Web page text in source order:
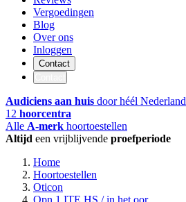
Vergoedingen
Blog
Over ons
Inloggen
Contact
Audiciens aan huis door héél Nederland
12 hoorcentra
Alle A-merk hoortoestellen
Altijd een vrijblijvende proefperiode
Home
Hoortoestellen
Oticon
Opn 1 ITE HS / in het oor